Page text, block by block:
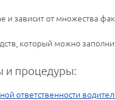
зависит от множества
который можно
и процедуры:
ответственности